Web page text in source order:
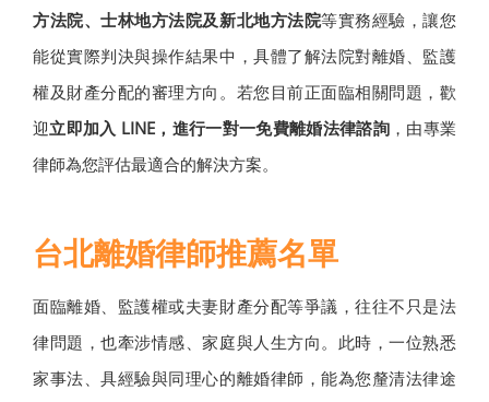
方法院、士林地方法院及新北地方法院等實務經驗，讓您
能從實際判決與操作結果中，具體了解法院對離婚、監護
權及財產分配的審理方向。若您目前正面臨相關問題，歡
迎立即加入 LINE，進行一對一免費離婚法律諮詢 ，由專業
律師為您評估最適合的解決方案。
台北離婚律師推薦名單
面臨離婚、監護權或夫妻財產分配等爭議，往往不只是法
律問題，也牽涉情感、家庭與人生方向。此時，一位熟悉
家事法、具經驗與同理心的離婚律師，能為您釐清法律途